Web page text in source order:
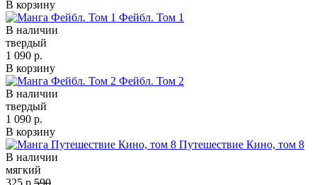
В корзину
Фейбл. Том 1
В наличии
твердый
1 090 р.
В корзину
Фейбл. Том 2
В наличии
твердый
1 090 р.
В корзину
Путешествие Кино, том 8
В наличии
мягкий